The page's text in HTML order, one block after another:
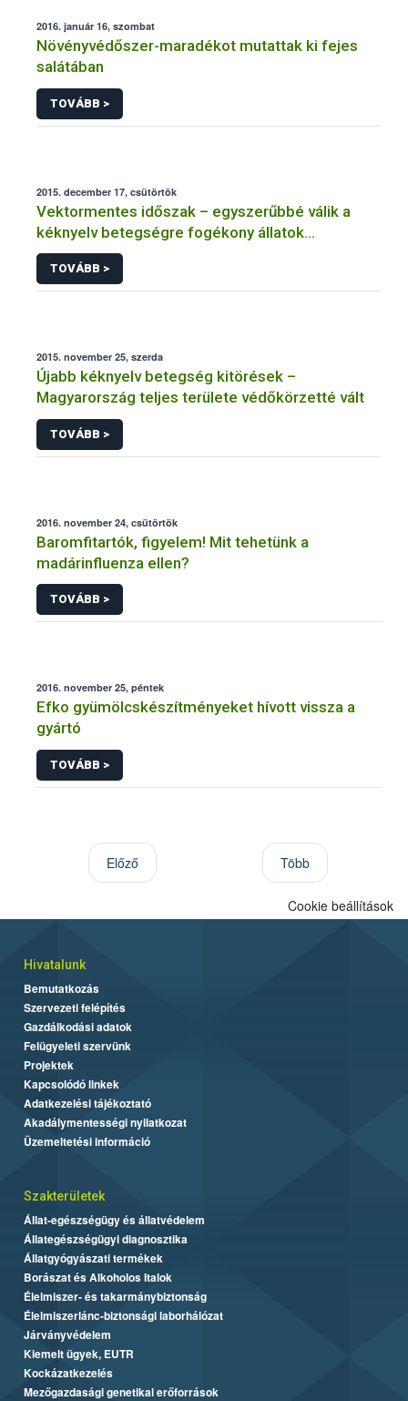
2016. január 16, szombat
Növényvédőszer-maradékot mutattak ki fejes
salátában
TOVÁBB >
2015. december 17, csütörtök
Vektormentes időszak – egyszerűbbé válik a
kéknyelv betegségre fogékony állatok
kiszállítása
TOVÁBB >
2015. november 25, szerda
Újabb kéknyelv betegség kitörések –
Magyarország teljes területe védőkörzetté vált
TOVÁBB >
2016. november 24, csütörtök
Baromfitartók, figyelem! Mit tehetünk a
madárinfluenza ellen?
TOVÁBB >
2016. november 25, péntek
Efko gyümölcskészítményeket hívott vissza a
gyártó
TOVÁBB >
Előző Több
Cookie beállítások
Hivatalunk
Bemutatkozás
Szervezeti felépítés
Gazdálkodási adatok
Felügyeleti szervünk
Projektek
Kapcsolódó linkek
Adatkezelési tájékoztató
Akadálymentességi nyilatkozat
Üzemeltetési információ
Szakterületek
Állat-egészségügy és állatvédelem
Állategészségügyi diagnosztika
Állatgyógyászati termékek
Borászat és Alkoholos Italok
Élelmiszer- és takarmánybiztonság
Élelmiszerlánc-biztonsági laborhálózat
Járványvédelem
Kiemelt ügyek, EUTR
Kockázatkezelés
Mezőgazdasági genetikai erőforrások